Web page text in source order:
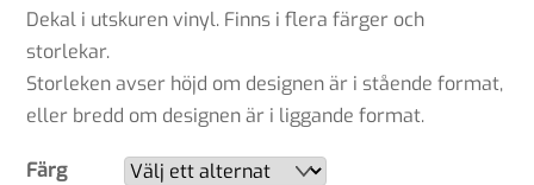
till
Dekal i utskuren vinyl. Finns i flera färger och
storlekar.
Storleken avser höjd om designen är i stående format,
eller bredd om designen är i liggande format.
Färg